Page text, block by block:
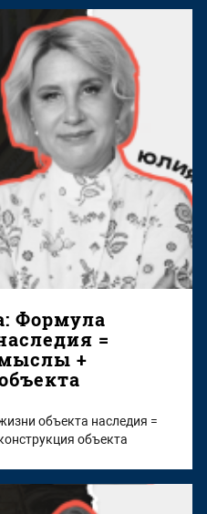
Формула
=
+
объекта наследия =
объекта